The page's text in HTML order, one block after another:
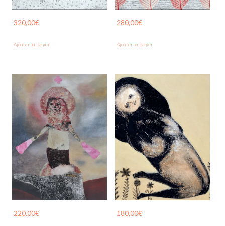
320,00€
Ajouter au panier
280,00€
Ajouter au panier
220,00€ 180,00€